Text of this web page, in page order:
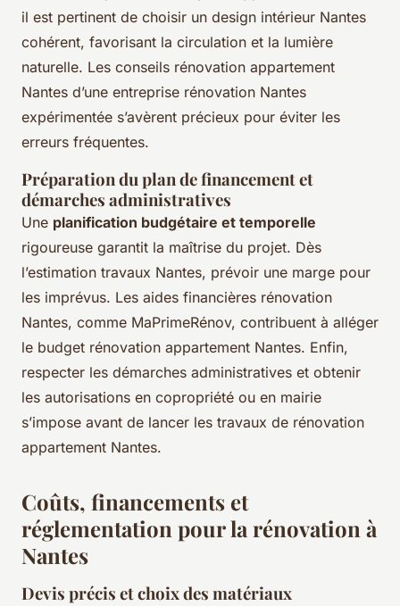
il est pertinent de choisir un design intérieur Nantes
cohérent, favorisant la circulation et la lumière
naturelle. Les conseils rénovation appartement
Nantes d’une entreprise rénovation Nantes
expérimentée s’avèrent précieux pour éviter les
erreurs fréquentes.
Préparation du plan de financement et
démarches administratives
Une planification budgétaire et temporelle
rigoureuse garantit la maîtrise du projet. Dès
l’estimation travaux Nantes, prévoir une marge pour
les imprévus. Les aides financières rénovation
Nantes, comme MaPrimeRénov, contribuent à alléger
le budget rénovation appartement Nantes. Enfin,
respecter les démarches administratives et obtenir
les autorisations en copropriété ou en mairie
s’impose avant de lancer les travaux de rénovation
appartement Nantes.
Coûts, financements et
réglementation pour la rénovation à
Nantes
Devis précis et choix des matériaux